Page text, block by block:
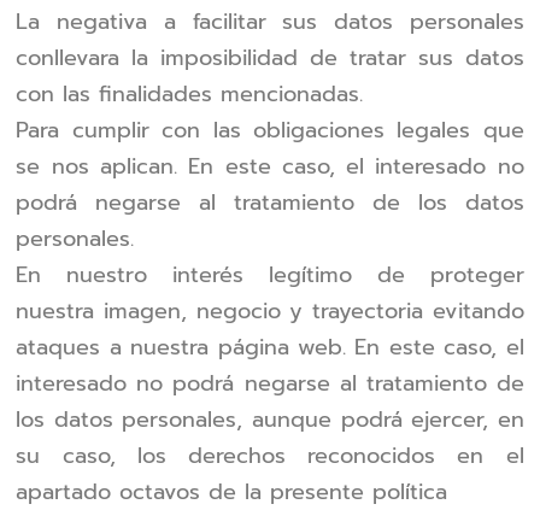
La negativa a facilitar sus datos personales
conllevara la imposibilidad de tratar sus datos
con las finalidades mencionadas.
Para cumplir con las obligaciones legales que
se nos aplican. En este caso, el interesado no
podrá negarse al tratamiento de los datos
personales.
En nuestro interés legítimo de proteger
nuestra imagen, negocio y trayectoria evitando
ataques a nuestra página web. En este caso, el
interesado no podrá negarse al tratamiento de
los datos personales, aunque podrá ejercer, en
su caso, los derechos reconocidos en el
apartado octavos de la presente política